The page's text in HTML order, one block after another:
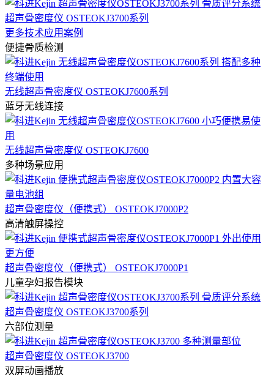
超声骨密度仪 OSTEOKJ3700系列
更多技术应用案例
便捷骨质检测
无线超声骨密度仪 OSTEOKJ7600系列
蓝牙无线连接
无线超声骨密度仪 OSTEOKJ7600
多种场景应用
超声骨密度仪（便携式） OSTEOKJ7000P2
高清触屏操控
超声骨密度仪（便携式） OSTEOKJ7000P1
儿童孕妇报告模块
超声骨密度仪 OSTEOKJ3700系列
六部位测量
超声骨密度仪 OSTEOKJ3700
双屏动画播放